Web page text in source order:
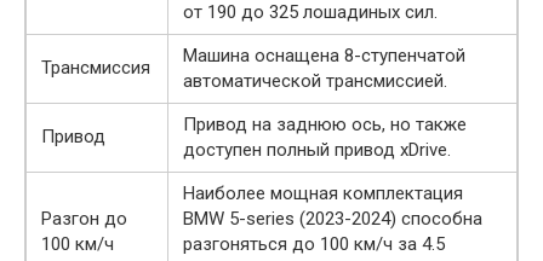
от 190 до 325 лошадиных сил.
Трансмиссия
Машина оснащена 8-ступенчатой
автоматической трансмиссией.
Привод
Привод на заднюю ось, но также
доступен полный привод xDrive.
Разгон до
100 км/ч
Наиболее мощная комплектация
BMW 5-series (2023-2024) способна
разгоняться до 100 км/ч за 4.5